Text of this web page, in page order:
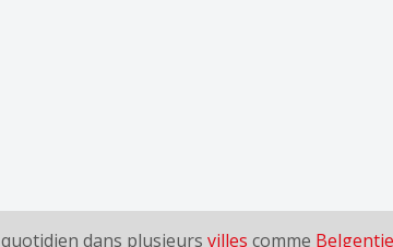
dans plusieurs villes comme